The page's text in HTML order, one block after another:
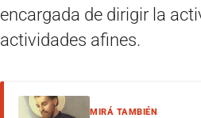
encargada de dirigir la
actividades afines.
MIRÁ TAMBIÉN